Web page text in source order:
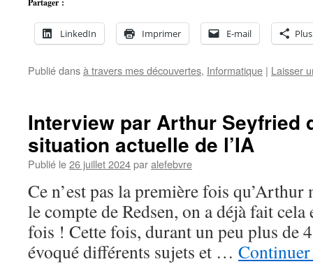
Partager :
LinkedIn Imprimer E-mail Plus
Publié dansà travers mes découvertes, Informatique | Laisser
Interview par Arthur Seyfried
situation actuelle de l’IA
Publié le26 juillet 2024paralefebvre
Ce n’est pas la première fois
le compte de Redsen, on a déjà fait
fois ! Cette fois, durant un peu plus de
évoqué différents sujets et …